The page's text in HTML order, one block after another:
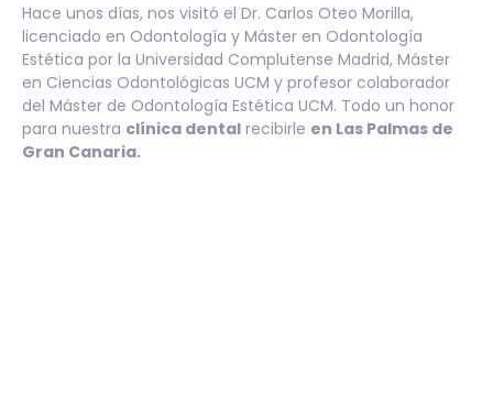
Hace unos días, nos visitó el Dr. Carlos Oteo Morilla,
licenciado en Odontología y Máster en Odontología
Estética por la Universidad Complutense Madrid, Máster
en Ciencias Odontológicas UCM y profesor colaborador
del Máster de Odontología Estética UCM. Todo un honor
para nuestra clínica dental recibirle en Las Palmas de
Gran Canaria.